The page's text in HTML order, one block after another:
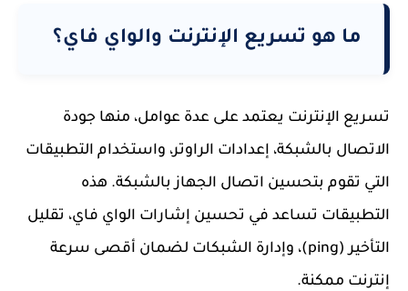
ما هو تسريع الإنترنت والواي فاي؟
تسريع الإنترنت يعتمد على عدة عوامل، منها جودة
الاتصال بالشبكة، إعدادات الراوتر، واستخدام التطبيقات
التي تقوم بتحسين اتصال الجهاز بالشبكة. هذه
التطبيقات تساعد في تحسين إشارات الواي فاي، تقليل
التأخير (ping)، وإدارة الشبكات لضمان أقصى سرعة
إنترنت ممكنة.